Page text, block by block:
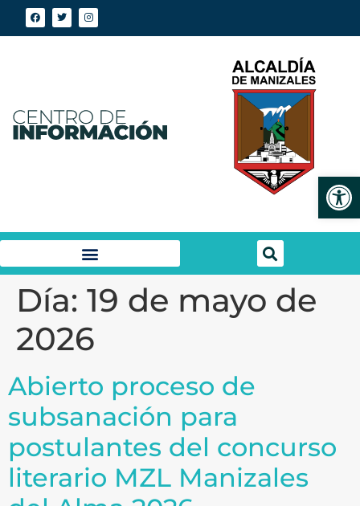
Día: 19 de mayo de
2026
Abierto proceso de
subsanación para
postulantes del concurso
literario MZL Manizales